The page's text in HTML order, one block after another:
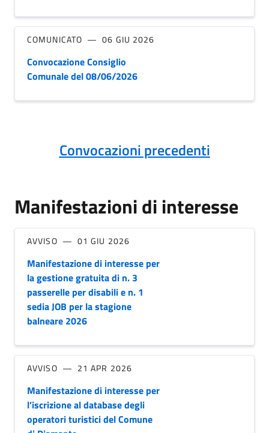
COMUNICATO 06 GIU 2026
Convocazione Consiglio
Comunale del 08/06/2026
Convocazioni precedenti
Manifestazioni di interesse
AVVISO 01 GIU 2026
Manifestazione di interesse per
la gestione gratuita di n. 3
passerelle per disabili e n. 1
sedia JOB per la stagione
balneare 2026
AVVISO 21 APR 2026
Manifestazione di interesse per
l’iscrizione al database degli
operatori turistici del Comune